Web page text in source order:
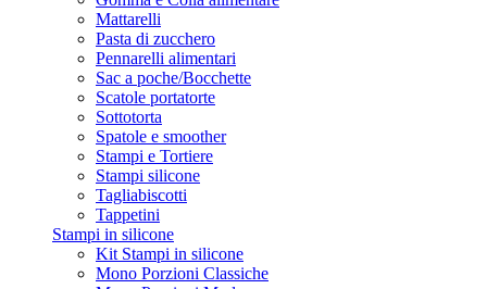
Mattarelli
Pasta di zucchero
Pennarelli alimentari
Sac a poche/Bocchette
Scatole portatorte
Sottotorta
Spatole e smoother
Stampi e Tortiere
Stampi silicone
Tagliabiscotti
Tappetini
Stampi in silicone
Kit Stampi in silicone
Mono Porzioni Classiche